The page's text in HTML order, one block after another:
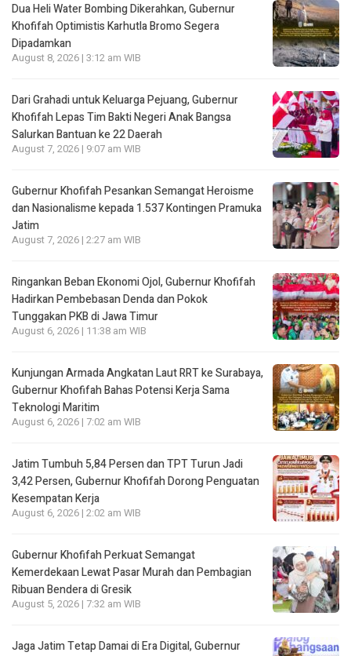
Dua Heli Water Bombing Dikerahkan, Gubernur
Khofifah Optimistis Karhutla Bromo Segera
Dipadamkan
August 8, 2026 | 3:12 am WIB
Dari Grahadi untuk Keluarga Pejuang, Gubernur
Khofifah Lepas Tim Bakti Negeri Anak Bangsa
Salurkan Bantuan ke 22 Daerah
August 7, 2026 | 9:07 am WIB
Gubernur Khofifah Pesankan Semangat Heroisme
dan Nasionalisme kepada 1.537 Kontingen Pramuka
Jatim
August 7, 2026 | 2:27 am WIB
Ringankan Beban Ekonomi Ojol, Gubernur Khofifah
Hadirkan Pembebasan Denda dan Pokok
Tunggakan PKB di Jawa Timur
August 6, 2026 | 11:38 am WIB
Kunjungan Armada Angkatan Laut RRT ke Surabaya,
Gubernur Khofifah Bahas Potensi Kerja Sama
Teknologi Maritim
August 6, 2026 | 7:02 am WIB
Jatim Tumbuh 5,84 Persen dan TPT Turun Jadi
3,42 Persen, Gubernur Khofifah Dorong Penguatan
Kesempatan Kerja
August 6, 2026 | 2:02 am WIB
Gubernur Khofifah Perkuat Semangat
Kemerdekaan Lewat Pasar Murah dan Pembagian
Ribuan Bendera di Gresik
August 5, 2026 | 7:32 am WIB
Jaga Jatim Tetap Damai di Era Digital, Gubernur